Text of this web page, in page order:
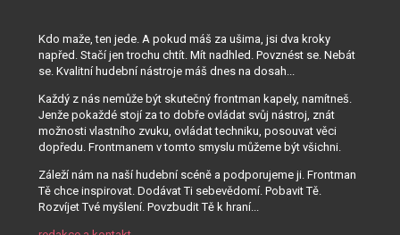
Kdo maže, ten jede. A pokud máš za ušima, jsi dva kroky
napřed. Stačí jen trochu chtít. Mít nadhled. Povznést se. Nebát
se. Kvalitní hudební nástroje máš dnes na dosah...
Každý z nás nemůže být skutečný frontman kapely, namítneš.
Jenže pokaždé stojí za to dobře ovládat svůj nástroj, znát
možnosti vlastního zvuku, ovládat techniku, posouvat věci
dopředu. Frontmanem v tomto smyslu můžeme být všichni.
Záleží nám na naší hudební scéně a podporujeme ji. Frontman
Tě chce inspirovat. Dodávat Ti sebevědomí. Pobavit Tě.
Rozvíjet Tvé myšlení. Povzbudit Tě k hraní...